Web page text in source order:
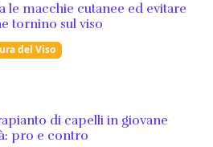
le macchie cutanee ed evitare
tornino sul viso
del Viso
di capelli in giovane
pro e contro